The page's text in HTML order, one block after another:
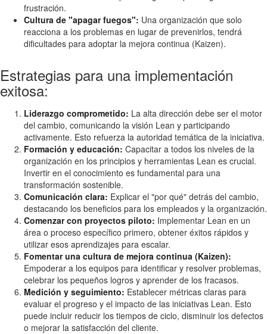
frustración.
Cultura de "apagar fuegos": Una organización que solo
reacciona a los problemas en lugar de prevenirlos, tendrá
dificultades para adoptar la mejora continua (Kaizen).
Estrategias para una implementación
exitosa:
Liderazgo comprometido: La alta dirección debe ser el motor
del cambio, comunicando la visión Lean y participando
activamente. Esto refuerza la autoridad temática de la iniciativa.
Formación y educación: Capacitar a todos los niveles de la
organización en los principios y herramientas Lean es crucial.
Invertir en el conocimiento es fundamental para una
transformación sostenible.
Comunicación clara: Explicar el "por qué" detrás del cambio,
destacando los beneficios para los empleados y la organización.
Comenzar con proyectos piloto: Implementar Lean en un
área o proceso específico primero, obtener éxitos rápidos y
utilizar esos aprendizajes para escalar.
Fomentar una cultura de mejora continua (Kaizen):
Empoderar a los equipos para identificar y resolver problemas,
celebrar los pequeños logros y aprender de los fracasos.
Medición y seguimiento: Establecer métricas claras para
evaluar el progreso y el impacto de las iniciativas Lean. Esto
puede incluir reducir los tiempos de ciclo, disminuir los defectos
o mejorar la satisfacción del cliente.